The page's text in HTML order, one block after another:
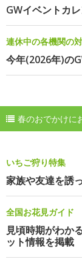
GWイベントカ
連休中の各機関の
今年(2026年)の
春のおでかけに
いちご狩り特集
家族や友達を誘
全国お花見ガイド
見頃時期がわか
ット情報を掲載